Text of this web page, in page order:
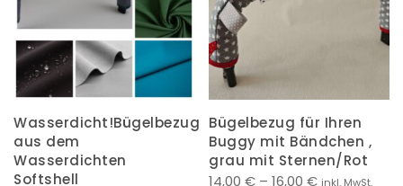
Wasserdicht!Bügelbezug
aus dem
Wasserdichten
Softshell
Bügelbezug für Ihren
Buggy mit Bändchen ,
grau mit Sternen/Rot
14,00 € – 16,00 € inkl. MwSt.